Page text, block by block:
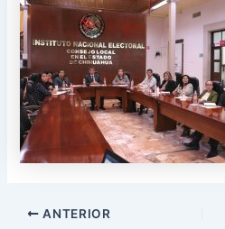
ANTERIOR